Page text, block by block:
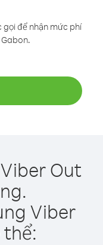
để nhận mức phí
Out
Viber